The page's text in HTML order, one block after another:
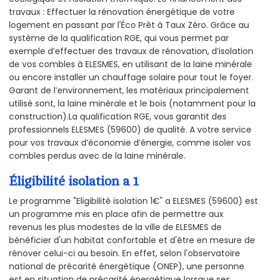
travaux : Effectuer la rénovation énergétique de votre
logement en passant par l'Éco Prêt à Taux Zéro. Grâce au
système de la qualification RGE, qui vous permet par
exemple d’effectuer des travaux de rénovation, d’isolation
de vos combles à ELESMES, en utilisant de la laine minérale
ou encore installer un chauffage solaire pour tout le foyer.
Garant de l’environnement, les matériaux principalement
utilisé sont, la laine minérale et le bois (notamment pour la
construction).La qualification RGE, vous garantit des
professionnels ELESMES (59600) de qualité. A votre service
pour vos travaux d’économie d’énergie, comme isoler vos
combles perdus avec de la laine minérale.
Éligibilité isolation a 1
Le programme "Eligibilité isolation 1€" a ELESMES (59600) est
un programme mis en place afin de permettre aux
revenus les plus modestes de la ville de ELESMES de
bénéficier d'un habitat confortable et d'être en mesure de
rénover celui-ci au besoin. En effet, selon l'observatoire
national de précarité énergétique (ONEP), une personne